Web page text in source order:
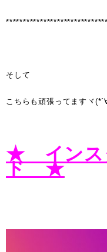
そして
こちらも頑張ってますヾ
★ インス
ド ★